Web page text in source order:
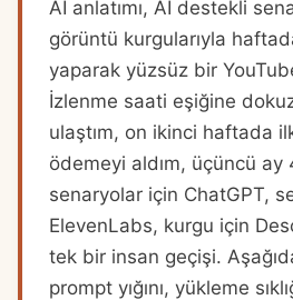
AI anlatımı, AI destekli
görüntü kurgularıyla
yaparak yüzsüz bir
İzlenme saati eşiğine
ulaştım, on ikinci haftada
ödemeyi aldım, üçüncü ay
senaryolar için ChatGPT,
ElevenLabs, kurgu için
tek bir insan geçişi.
prompt yığını, yükleme